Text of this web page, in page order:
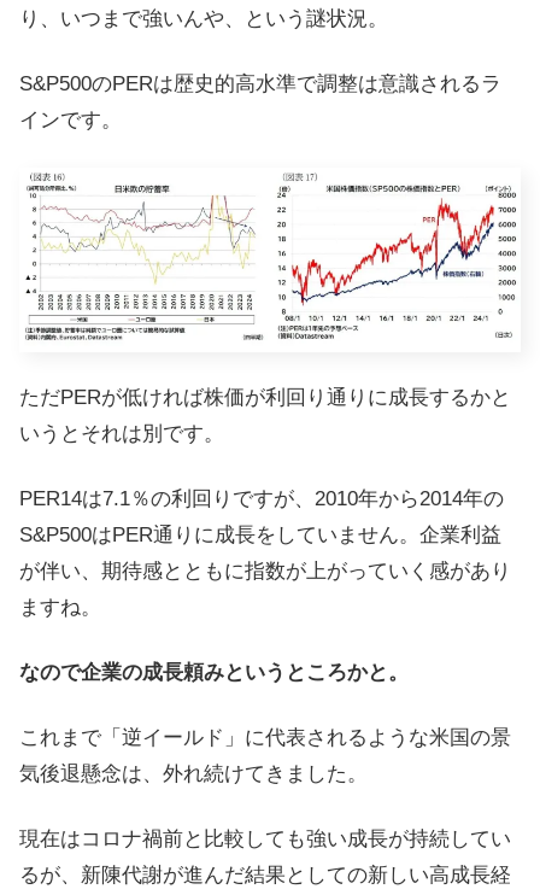
り、いつまで強いんや、という謎状況。
S&P500のPERは歴史的高水準で調整は意識されるラ
インです。
ただPERが低ければ株価が利回り通りに成長するかと
いうとそれは別です。
PER14は7.1％の利回りですが、2010年から2014年の
S&P500はPER通りに成長をしていません。企業利益
が伴い、期待感とともに指数が上がっていく感があり
ますね。
なので企業の成長頼みというところかと。
これまで「逆イールド」に代表されるような米国の景
気後退懸念は、外れ続けてきました。
現在はコロナ禍前と比較しても強い成長が持続してい
るが、新陳代謝が進んだ結果としての新しい高成長経